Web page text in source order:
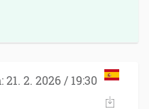
21. 2. 2026 / 19:30